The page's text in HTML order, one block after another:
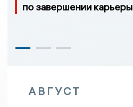
по завершении карьеры
АВГУСТ